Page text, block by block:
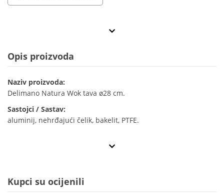
Opis proizvoda
Naziv proizvoda:
Delimano Natura Wok tava ø28 cm.
Sastojci / Sastav:
aluminij, nehrđajući čelik, bakelit, PTFE.
Kupci su ocijenili